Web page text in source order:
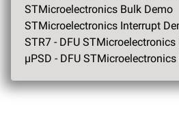
STMicroelectronics Bulk Demo
STMicroelectronics Interrupt